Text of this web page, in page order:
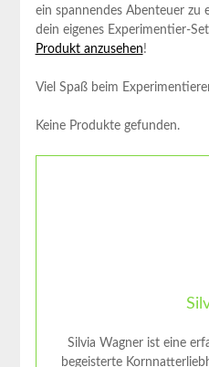
ein spannendes Abenteuer zu
dein eigenes Experimentier-
Produkt anzusehen!
Viel Spaß beim
Keine Produkte gefunden.
Silvia Wagner ist eine
begeisterte